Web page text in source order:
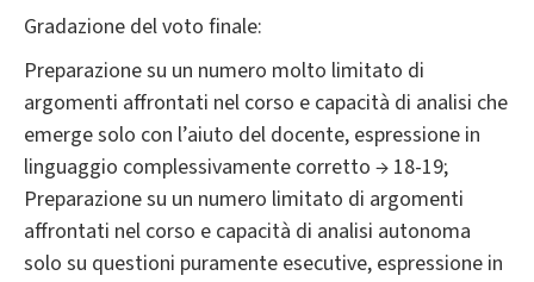
Gradazione del voto finale:
Preparazione su un numero molto limitato di
argomenti affrontati nel corso e capacità di analisi che
emerge solo con l’aiuto del docente, espressione in
linguaggio complessivamente corretto → 18-19;
Preparazione su un numero limitato di argomenti
affrontati nel corso e capacità di analisi autonoma
solo su questioni puramente esecutive, espressione in